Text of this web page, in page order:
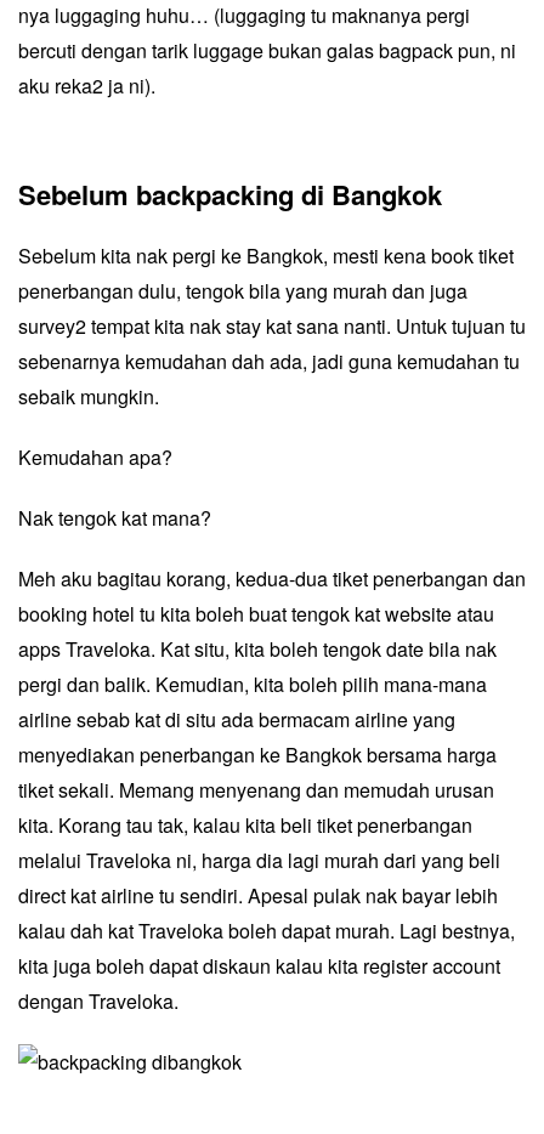
nya luggaging huhu… (luggaging tu maknanya pergi
bercuti dengan tarik luggage bukan galas bagpack pun, ni
aku reka2 ja ni).
Sebelum backpacking di Bangkok
Sebelum kita nak pergi ke Bangkok, mesti kena book tiket
penerbangan dulu, tengok bila yang murah dan juga
survey2 tempat kita nak stay kat sana nanti. Untuk tujuan tu
sebenarnya kemudahan dah ada, jadi guna kemudahan tu
sebaik mungkin.
Kemudahan apa?
Nak tengok kat mana?
Meh aku bagitau korang, kedua-dua tiket penerbangan dan
booking hotel tu kita boleh buat tengok kat website atau
apps Traveloka. Kat situ, kita boleh tengok date bila nak
pergi dan balik. Kemudian, kita boleh pilih mana-mana
airline sebab kat di situ ada bermacam airline yang
menyediakan penerbangan ke Bangkok bersama harga
tiket sekali. Memang menyenang dan memudah urusan
kita. Korang tau tak, kalau kita beli tiket penerbangan
melalui Traveloka ni, harga dia lagi murah dari yang beli
direct kat airline tu sendiri. Apesal pulak nak bayar lebih
kalau dah kat Traveloka boleh dapat murah. Lagi bestnya,
kita juga boleh dapat diskaun kalau kita register account
dengan Traveloka.